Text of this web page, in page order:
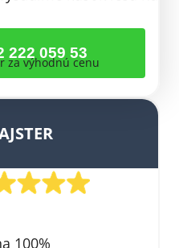
222 059 53
za výhodnú cenu
100%